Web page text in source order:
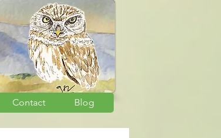
Contact Blog